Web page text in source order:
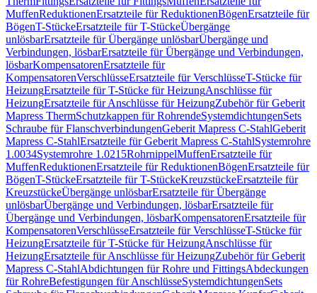
MuffenReduktionenErsatzteile für ReduktionenBögenErsatzteile für
BögenT-StückeErsatzteile für T-StückeÜbergänge
unlösbarErsatzteile für Übergänge unlösbarÜbergänge und
Verbindungen, lösbarErsatzteile für Übergänge und Verbindungen,
lösbarKompensatorenErsatzteile für
KompensatorenVerschlüsseErsatzteile für VerschlüsseT-Stücke für
HeizungErsatzteile für T-Stücke für HeizungAnschlüsse für
HeizungErsatzteile für Anschlüsse für HeizungZubehör für Geberit
Mapress ThermSchutzkappen für RohrendeSystemdichtungenSets
Schraube für FlanschverbindungenGeberit Mapress C-StahlGeberit
Mapress C-StahlErsatzteile für Geberit Mapress C-StahlSystemrohre
1.0034Systemrohre 1.0215RohrnippelMuffenErsatzteile für
MuffenReduktionenErsatzteile für ReduktionenBögenErsatzteile für
BögenT-StückeErsatzteile für T-StückeKreuzstückeErsatzteile für
KreuzstückeÜbergänge unlösbarErsatzteile für Übergänge
unlösbarÜbergänge und Verbindungen, lösbarErsatzteile für
Übergänge und Verbindungen, lösbarKompensatorenErsatzteile für
KompensatorenVerschlüsseErsatzteile für VerschlüsseT-Stücke für
HeizungErsatzteile für T-Stücke für HeizungAnschlüsse für
HeizungErsatzteile für Anschlüsse für HeizungZubehör für Geberit
Mapress C-StahlAbdichtungen für Rohre und FittingsAbdeckungen
für RohreBefestigungen für AnschlüsseSystemdichtungenSets